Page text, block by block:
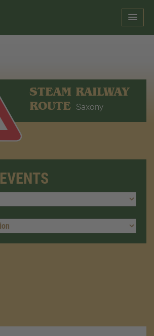
STEAM RAILWAY
ROUTE Saxony
EVENTS